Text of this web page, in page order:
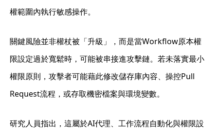
權範圍內執行敏感操作。
關鍵風險並非權杖被「升級」，而是當Workflow原本權
限設定過於寬鬆時，可能被串接進攻擊鏈。若未落實最小
權限原則，攻擊者可能藉此修改儲存庫內容、操控Pull
Request流程，或存取機密檔案與環境變數。
研究人員指出，這屬於AI代理、工作流程自動化與權限設